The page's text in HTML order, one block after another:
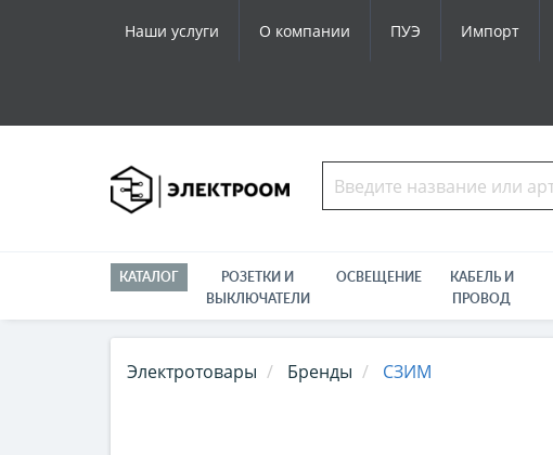
Наши услуги О компании ПУЭ Импорт
КАТАЛОГ
РОЗЕТКИ И
ВЫКЛЮЧАТЕЛИ
ОСВЕЩЕНИЕ
КАБЕЛЬ И
ПРОВОД
Электротовары Бренды СЗИМ